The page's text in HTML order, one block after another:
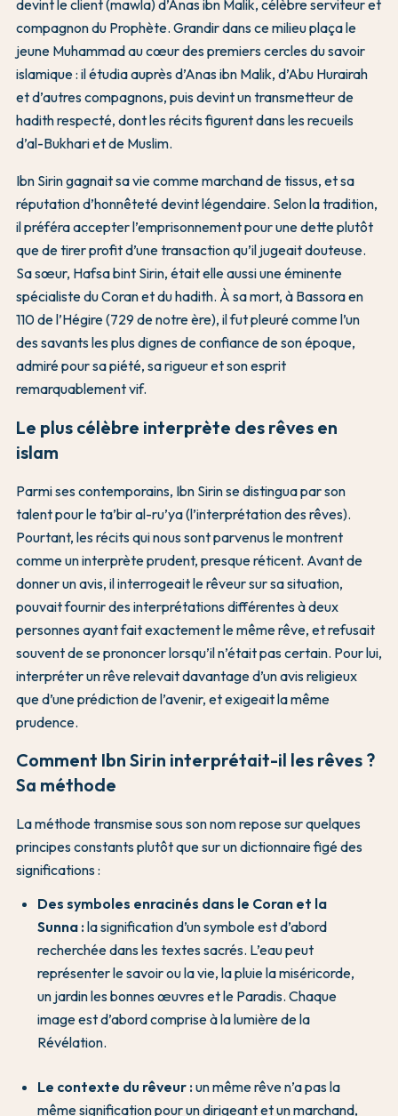
devint le client (mawla) d’Anas ibn Malik, célèbre serviteur et
compagnon du Prophète. Grandir dans ce milieu plaça le
jeune Muhammad au cœur des premiers cercles du savoir
islamique : il étudia auprès d’Anas ibn Malik, d’Abu Hurairah
et d’autres compagnons, puis devint un transmetteur de
hadith respecté, dont les récits figurent dans les recueils
d’al-Bukhari et de Muslim.
Ibn Sirin gagnait sa vie comme marchand de tissus, et sa
réputation d’honnêteté devint légendaire. Selon la tradition,
il préféra accepter l’emprisonnement pour une dette plutôt
que de tirer profit d’une transaction qu’il jugeait douteuse.
Sa sœur, Hafsa bint Sirin, était elle aussi une éminente
spécialiste du Coran et du hadith. À sa mort, à Bassora en
110 de l’Hégire (729 de notre ère), il fut pleuré comme l’un
des savants les plus dignes de confiance de son époque,
admiré pour sa piété, sa rigueur et son esprit
remarquablement vif.
Le plus célèbre interprète des rêves en
islam
Parmi ses contemporains, Ibn Sirin se distingua par son
talent pour le ta’bir al-ru’ya (l’interprétation des rêves).
Pourtant, les récits qui nous sont parvenus le montrent
comme un interprète prudent, presque réticent. Avant de
donner un avis, il interrogeait le rêveur sur sa situation,
pouvait fournir des interprétations différentes à deux
personnes ayant fait exactement le même rêve, et refusait
souvent de se prononcer lorsqu’il n’était pas certain. Pour lui,
interpréter un rêve relevait davantage d’un avis religieux
que d’une prédiction de l’avenir, et exigeait la même
prudence.
Comment Ibn Sirin interprétait-il les rêves ?
Sa méthode
La méthode transmise sous son nom repose sur quelques
principes constants plutôt que sur un dictionnaire figé des
significations :
Des symboles enracinés dans le Coran et la
Sunna :la signification d’un symbole est d’abord
recherchée dans les textes sacrés. L’eau peut
représenter le savoir ou la vie, la pluie la miséricorde,
un jardin les bonnes œuvres et le Paradis. Chaque
image est d’abord comprise à la lumière de la
Révélation.
Le contexte du rêveur :un même rêve n’a pas la
même signification pour un dirigeant et un marchand,